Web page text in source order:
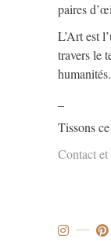
paires
L’Art est
travers le
humanités.
Tissons
Contact